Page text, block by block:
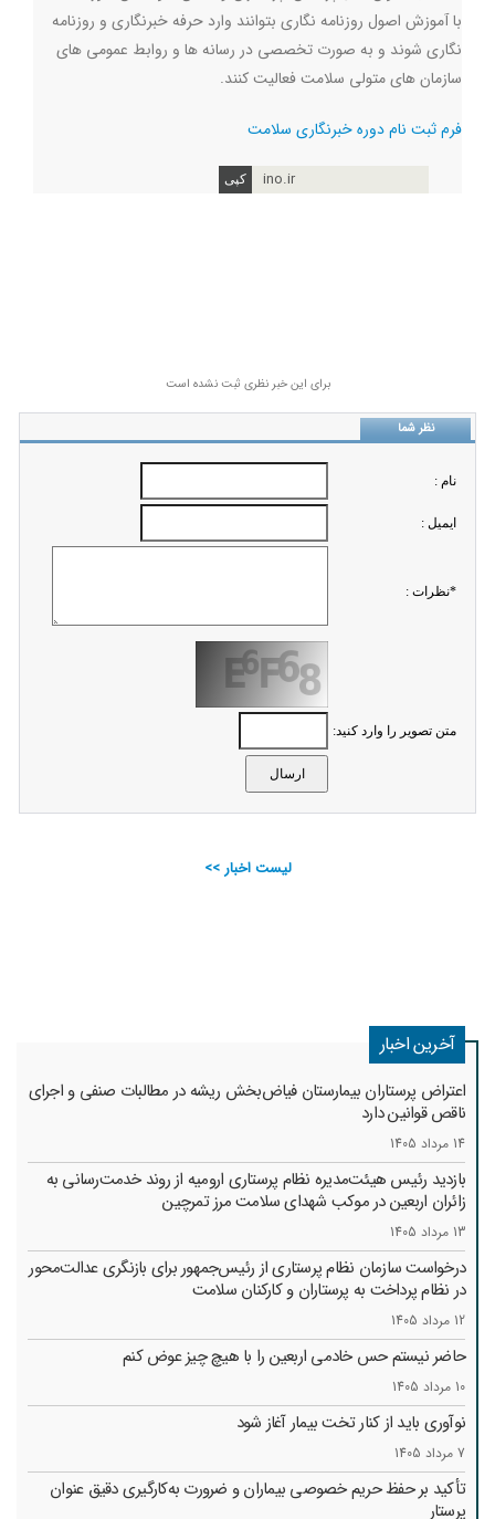
با آموزش اصول روزنامه نگاری بتوانند وارد حرفه خبرنگاری و روزنامه
نگاری شوند و به صورت تخصصی در رسانه ها و روابط عمومی های
سازمان های متولی سلامت فعالیت کنند.
فرم ثبت نام دوره خبرنگاری سلامت
ino.ir
برای این خبر نظری ثبت نشده است
نظر شما
نام :
ايميل :
*نظرات :
متن تصویر را وارد کنید:
لیست اخبار >>
آخرین اخبار
اعتراض پرستاران بیمارستان فیاض‌بخش ریشه در مطالبات صنفی و اجرای
ناقص قوانین دارد
14 مرداد 1405
بازدید رئیس هیئت‌مدیره نظام پرستاری ارومیه از روند خدمت‌رسانی به
زائران اربعین در موکب شهدای سلامت مرز تمرچین
13 مرداد 1405
درخواست سازمان نظام پرستاری از رئیس‌جمهور برای بازنگری عدالت‌محور
در نظام پرداخت به پرستاران و کارکنان سلامت
12 مرداد 1405
حاضر نیستم حس خادمی اربعین را با هیچ چیز عوض کنم
10 مرداد 1405
نوآوری باید از کنار تخت بیمار آغاز شود
7 مرداد 1405
تأکید بر حفظ حریم خصوصی بیماران و ضرورت به‌کارگیری دقیق عنوان
پرستار